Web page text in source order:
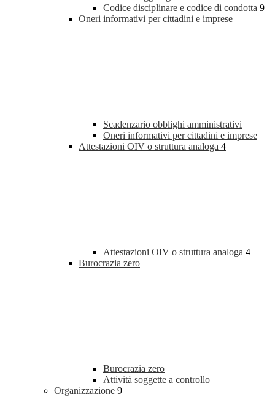
Codice disciplinare e codice di condotta 9
Oneri informativi per cittadini e imprese
Scadenzario obblighi amministrativi
Oneri informativi per cittadini e imprese
Attestazioni OIV o struttura analoga 4
Attestazioni OIV o struttura analoga 4
Burocrazia zero
Burocrazia zero
Attività soggette a controllo
Organizzazione 9